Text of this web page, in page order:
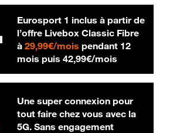
Eurosport 1 inclus à partir de
l’offre Livebox Classic Fibre
à 29,99€/mois29,99 € par mois
pendant 12
mois puis 42,99€/mois42,99 € par
Une super connexion pour
tout faire chez vous avec la
5G. Sans engagement